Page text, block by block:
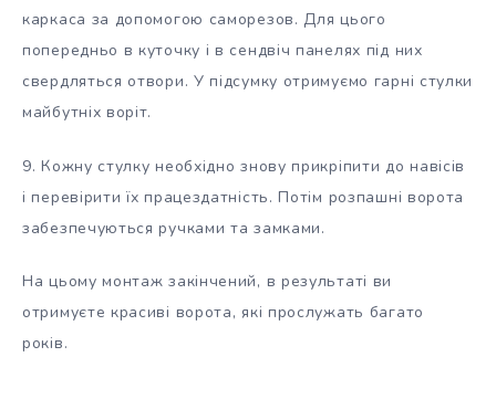
каркаса за допомогою саморезов. Для цього
попередньо в куточку і в сендвіч панелях під них
свердляться отвори. У підсумку отримуємо гарні стулки
майбутніх воріт.
9. Кожну стулку необхідно знову прикріпити до навісів
і перевірити їх працездатність. Потім розпашні ворота
забезпечуються ручками та замками.
На цьому монтаж закінчений, в результаті ви
отримуєте красиві ворота, які прослужать багато
років.